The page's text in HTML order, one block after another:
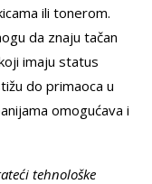
ili tonerom.
da znaju tačan
imaju status
do primaoca u
omogućava i
tehnološke